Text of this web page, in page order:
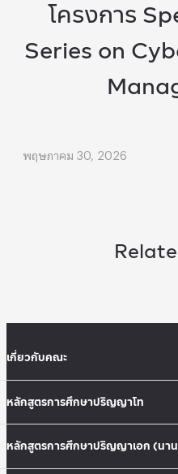
โครงการ
Series on
พฤษภาคม 30, 2026
เกี่ยวกับคณะ
หลักสูตรการศึกษาปริญญาโท
หลักสูตรการศึกษาปริญญาเอก (นา